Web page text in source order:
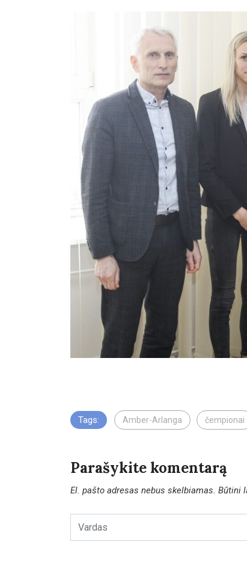
Tags: Amber-Arlanga čempionai
Parašykite komentarą
El. pašto adresas nebus skelbiamas. Būtini